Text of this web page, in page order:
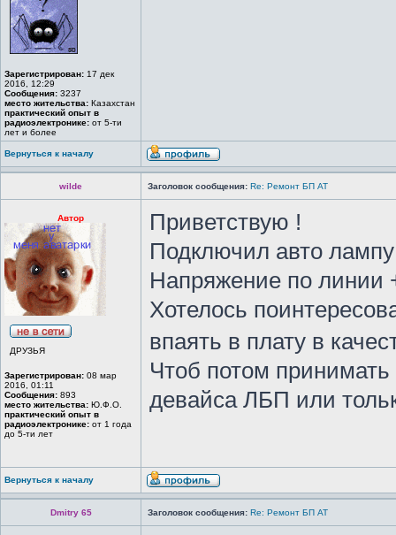
Зарегистрирован: 17 дек
2016, 12:29
Сообщения: 3237
место жительства: Казахстан
практический опыт в
радиоэлектронике: от 5-ти
лет и более
Вернуться к началу
wilde Заголовок сообщения: Re: Ремонт БП АТ
Автор
ДРУЗЬЯ
Зарегистрирован: 08 мар
2016, 01:11
Сообщения: 893
место жительства: Ю.Ф.О.
практический опыт в
радиоэлектронике: от 1 года
до 5-ти лет
Приветствую !
Подключил авто
Напряжение по
Хотелось
впаять в плату в
Чтоб потом принимать
девайса ЛБП или
Вернуться к началу
Dmitry 65 Заголовок сообщения: Re: Ремонт БП АТ